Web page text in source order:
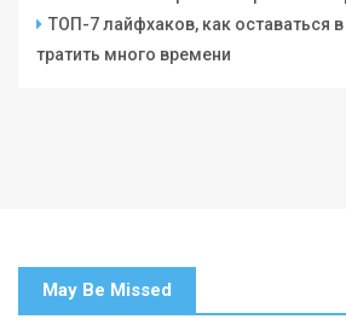
ТОП-7 лайфхаков, как оставаться
тратить много времени
May Be Missed